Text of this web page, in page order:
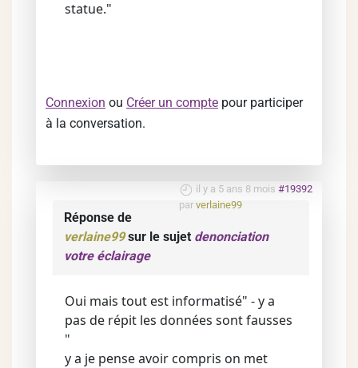
statue."
Connexion ou Créer un compte pour participer
à la conversation.
il y a 5 ans 8 mois #19392
par verlaine99
Réponse de
verlaine99sur le sujet denonciation
votre éclairage
Oui mais tout est informatisé" - y a
pas de répit les données sont fausses
"
y a je pense avoir compris on met